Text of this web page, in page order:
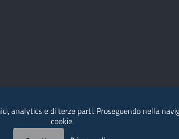
di Accessibilità
analytics e di terze parti. Proseguendo nella
cookie.